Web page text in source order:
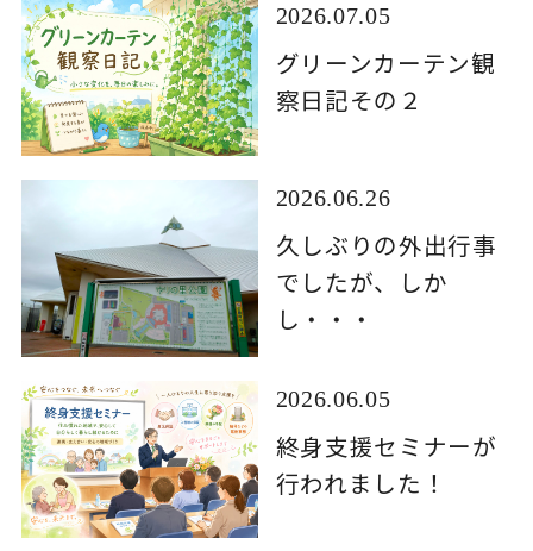
2026.07.05
グリーンカーテン観
察日記その２
2026.06.26
久しぶりの外出行事
でしたが、しか
し・・・
2026.06.05
終身支援セミナーが
行われました！